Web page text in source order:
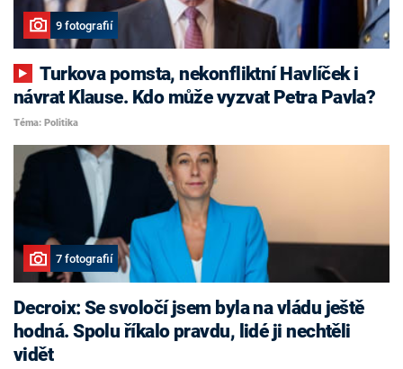
9 fotografií
Turkova pomsta, nekonfliktní Havlíček i
návrat Klause. Kdo může vyzvat Petra Pavla?
Téma: Politika
7 fotografií
Decroix: Se svoločí jsem byla na vládu ještě
hodná. Spolu říkalo pravdu, lidé ji nechtěli
vidět